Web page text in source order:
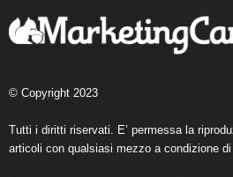
© Copyright 2023
Tutti i diritti riservati. E’ permessa la
articoli con qualsiasi mezzo a condizione di